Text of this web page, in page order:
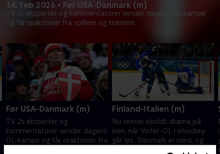
14. feb 2026 • Før USA-Danmark (m)
TV 2s eksperter og kommentatorer vender dagens OL-kampe
og får reaktioner fra spillere og trænere.
Før USA-Danmark (m)
TV 2s eksperter og
kommentatorer vender dagens
OL-kampe og får reaktioner fra
Finland-Italien (m)
Nu venter iskoldt drama på
isen, når Vinter-OL i ishockey
går løs. Danmark er med, og